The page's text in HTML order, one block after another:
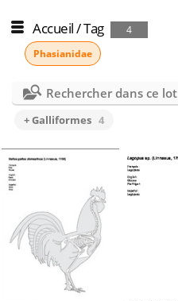
Accueil/Tag
4
Phasianidae
Rechercher dans ce lot
+ Galliformes 4